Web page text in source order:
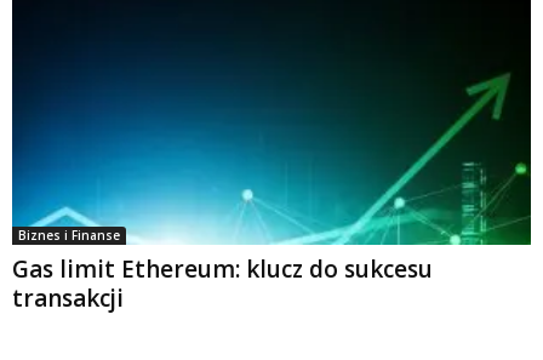
Biznes i Finanse
Gas limit Ethereum: klucz do sukcesu
transakcji